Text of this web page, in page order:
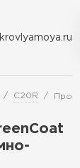
C20R
Контакты